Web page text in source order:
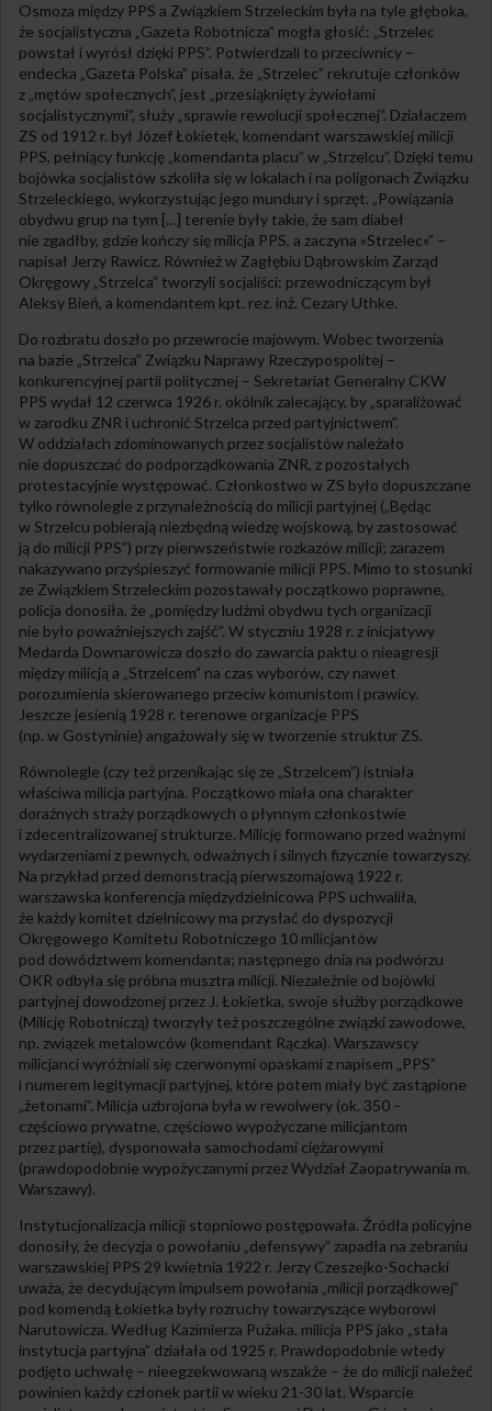
Osmoza między PPS a Związkiem Strzeleckim była na tyle głęboka,
że socjalistyczna „Gazeta Robotnicza” mogła głosić: „Strzelec
powstał i wyrósł dzięki PPS”. Potwierdzali to przeciwnicy –
endecka „Gazeta Polska” pisała, że „Strzelec” rekrutuje członków
z „mętów społecznych”, jest „przesiąknięty żywiołami
socjalistycznymi”, służy „sprawie rewolucji społecznej”. Działaczem
ZS od 1912 r. był Józef Łokietek, komendant warszawskiej milicji
PPS, pełniący funkcję „komendanta placu” w „Strzelcu”. Dzięki temu
bojówka socjalistów szkoliła się w lokalach i na poligonach Związku
Strzeleckiego, wykorzystując jego mundury i sprzęt. „Powiązania
obydwu grup na tym […] terenie były takie, że sam diabeł
nie zgadłby, gdzie kończy się milicja PPS, a zaczyna »Strzelec«” –
napisał Jerzy Rawicz. Również w Zagłębiu Dąbrowskim Zarząd
Okręgowy „Strzelca” tworzyli socjaliści: przewodniczącym był
Aleksy Bień, a komendantem kpt. rez. inż. Cezary Uthke.
Do rozbratu doszło po przewrocie majowym. Wobec tworzenia
na bazie „Strzelca” Związku Naprawy Rzeczypospolitej –
konkurencyjnej partii politycznej – Sekretariat Generalny CKW
PPS wydał 12 czerwca 1926 r. okólnik zalecający, by „sparaliżować
w zarodku ZNR i uchronić Strzelca przed partyjnictwem”.
W oddziałach zdominowanych przez socjalistów należało
nie dopuszczać do podporządkowania ZNR, z pozostałych
protestacyjnie występować. Członkostwo w ZS było dopuszczane
tylko równolegle z przynależnością do milicji partyjnej („Będąc
w Strzelcu pobierają niezbędną wiedzę wojskową, by zastosować
ją do milicji PPS”) przy pierwszeństwie rozkazów milicji; zarazem
nakazywano przyśpieszyć formowanie milicji PPS. Mimo to stosunki
ze Związkiem Strzeleckim pozostawały początkowo poprawne,
policja donosiła, że „pomiędzy ludźmi obydwu tych organizacji
nie było poważniejszych zajść”. W styczniu 1928 r. z inicjatywy
Medarda Downarowicza doszło do zawarcia paktu o nieagresji
między milicją a „Strzelcem” na czas wyborów, czy nawet
porozumienia skierowanego przeciw komunistom i prawicy.
Jeszcze jesienią 1928 r. terenowe organizacje PPS
(np. w Gostyninie) angażowały się w tworzenie struktur ZS.
Równolegle (czy też przenikając się ze „Strzelcem”) istniała
właściwa milicja partyjna. Początkowo miała ona charakter
doraźnych straży porządkowych o płynnym członkostwie
i zdecentralizowanej strukturze. Milicję formowano przed ważnymi
wydarzeniami z pewnych, odważnych i silnych fizycznie towarzyszy.
Na przykład przed demonstracją pierwszomajową 1922 r.
warszawska konferencja międzydzielnicowa PPS uchwaliła,
że każdy komitet dzielnicowy ma przysłać do dyspozycji
Okręgowego Komitetu Robotniczego 10 milicjantów
pod dowództwem komendanta; następnego dnia na podwórzu
OKR odbyła się próbna musztra milicji. Niezależnie od bojówki
partyjnej dowodzonej przez J. Łokietka, swoje służby porządkowe
(Milicję Robotniczą) tworzyły też poszczególne związki zawodowe,
np. związek metalowców (komendant Rączka). Warszawscy
milicjanci wyróżniali się czerwonymi opaskami z napisem „PPS”
i numerem legitymacji partyjnej, które potem miały być zastąpione
„żetonami”. Milicja uzbrojona była w rewolwery (ok. 350 –
częściowo prywatne, częściowo wypożyczane milicjantom
przez partię), dysponowała samochodami ciężarowymi
(prawdopodobnie wypożyczanymi przez Wydział Zaopatrywania m.
Warszawy).
Instytucjonalizacja milicji stopniowo postępowała. Źródła policyjne
donosiły, że decyzja o powołaniu „defensywy” zapadła na zebraniu
warszawskiej PPS 29 kwietnia 1922 r. Jerzy Czeszejko-Sochacki
uważa, że decydującym impulsem powołania „milicji porządkowej”
pod komendą Łokietka były rozruchy towarzyszące wyborowi
Narutowicza. Według Kazimierza Pużaka, milicja PPS jako „stała
instytucja partyjna” działała od 1925 r. Prawdopodobnie wtedy
podjęto uchwałę – nieegzekwowaną wszakże – że do milicji należeć
powinien każdy członek partii w wieku 21-30 lat. Wsparcie